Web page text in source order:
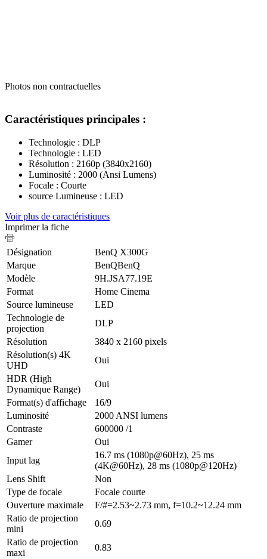
Photos non contractuelles
Caractéristiques principales :
Technologie : DLP
Technologie : LED
Résolution : 2160p (3840x2160)
Luminosité : 2000 (Ansi Lumens)
Focale : Courte
source Lumineuse : LED
Voir plus de caractéristiques
Imprimer la fiche
Désignation
BenQ X300G
Marque
BenQBenQ
Modèle
9H.JSA77.19E
Format
Home Cinema
Source lumineuse
LED
Technologie de
projection
DLP
Résolution
3840 x 2160 pixels
Résolution(s) 4K
UHD
Oui
HDR (High
Dynamique Range)
Oui
Format(s) d'affichage
16/9
Luminosité
2000 ANSI lumens
Contraste
600000 /1
Gamer
Oui
Input lag
16.7 ms (1080p@60Hz), 25 ms
(4K@60Hz), 28 ms (1080p@120Hz)
Lens Shift
Non
Type de focale
Focale courte
Ouverture maximale
F/#=2.53~2.73 mm, f=10.2~12.24 mm
Ratio de projection
mini
0.69
Ratio de projection
maxi
0.83